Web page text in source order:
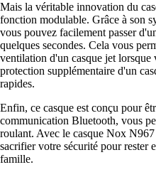
Mais la véritable innovation du
fonction modulable. Grâce à son
vous pouvez facilement passer
quelques secondes. Cela vous
ventilation d'un casque jet
protection supplémentaire d'un
rapides.
Enfin, ce casque est conçu pour
communication Bluetooth, vous
roulant. Avec le casque Nox
sacrifier votre sécurité pour rester
famille.